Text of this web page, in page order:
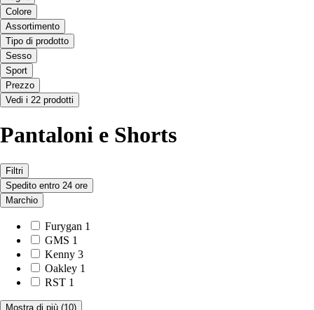
Colore
Assortimento
Tipo di prodotto
Sesso
Sport
Prezzo
Vedi i 22 prodotti
Pantaloni e Shorts
Filtri
Spedito entro 24 ore
Marchio
Furygan 1
GMS 1
Kenny 3
Oakley 1
RST 1
Mostra di più (10)